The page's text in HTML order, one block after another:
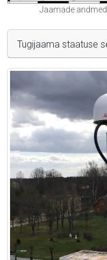
Jaamade
Tugijaama staatuse